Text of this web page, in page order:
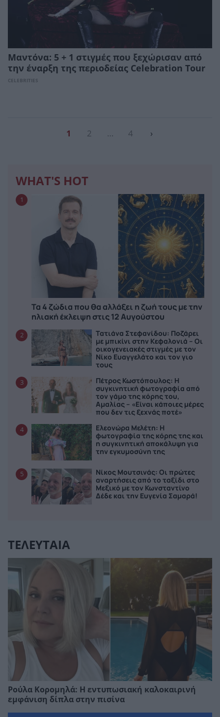
Μαντόνα: 5 + 1 στιγμές που ξεχώρισαν από
την έναρξη της περιοδείας Celebration Tour
CELEBRITIES
1 2 … 4 ›
WHAT'S HOT
1
Τα 4 ζώδια που θα αλλάξει η ζωή τους με την
ηλιακή έκλειψη στις 12 Αυγούστου
2
Τατιάνα Στεφανίδου: Ποζάρει
με μπικίνι στην Κεφαλονιά – Οι
οικογενειακές στιγμές με τον
Νίκο Ευαγγελάτο και τον γιο
τους
3
Πέτρος Κωστόπουλος: Η
συγκινητική φωτογραφία από
τον γάμο της κόρης του,
Αμαλίας – «Είναι κάποιες μέρες
που δεν τις ξεχνάς ποτέ»
4
Ελεονώρα Μελέτη: Η
φωτογραφία της κόρης της και
η συγκινητική αποκάλυψη για
την εγκυμοσύνη της
5
Νίκος Μουτσινάς: Οι πρώτες
αναρτήσεις από το ταξίδι στο
Μεξικό με τον Κωνσταντίνο
Δέδε και την Ευγενία Σαμαρά!
ΤΕΛΕΥΤΑΙΑ
Ρούλα Κορομηλά: Η εντυπωσιακή καλοκαιρινή
εμφάνιση δίπλα στην πισίνα